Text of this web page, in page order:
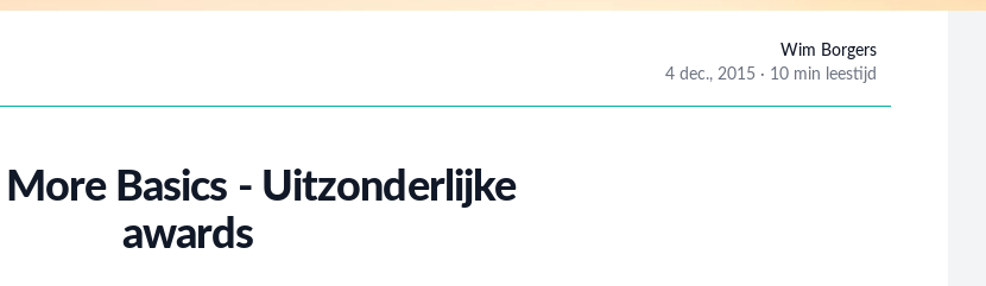
Wim Borgers
4 dec., 2015 · 10 min leestijd
More Basics - Uitzonderlijke
awards